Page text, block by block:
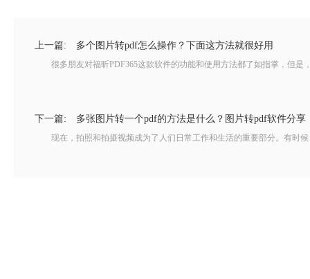
上一篇: 多个图片转pdf怎么操作？下面这方法就很好用
很多朋友对福昕PDF365这款软件的功能和使用方法都了如指掌，但是
下一篇: 多张图片转一个pdf的方法是什么？图片转pdf软件分享
现在，拍照和拍摄视频成为了人们日常工作和生活的重要部分。有时候